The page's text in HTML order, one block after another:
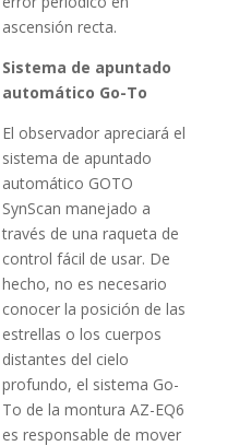
ascensión recta.
Sistema de apuntado
automático Go-To
El observador apreciará el
sistema de apuntado
automático GOTO
SynScan manejado a
través de una raqueta de
control fácil de usar. De
hecho, no es necesario
conocer la posición de las
estrellas o los cuerpos
distantes del cielo
profundo, el sistema Go-
To de la montura AZ-EQ6
es responsable de mover